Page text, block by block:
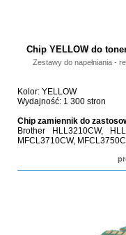
Chip YELLOW do
Zestawy do napełniania -
Kolor: YELLOW
Wydajność: 1 300 stron
Chip zamiennik do
Brother HLL3210CW,
MFCL3710CW,